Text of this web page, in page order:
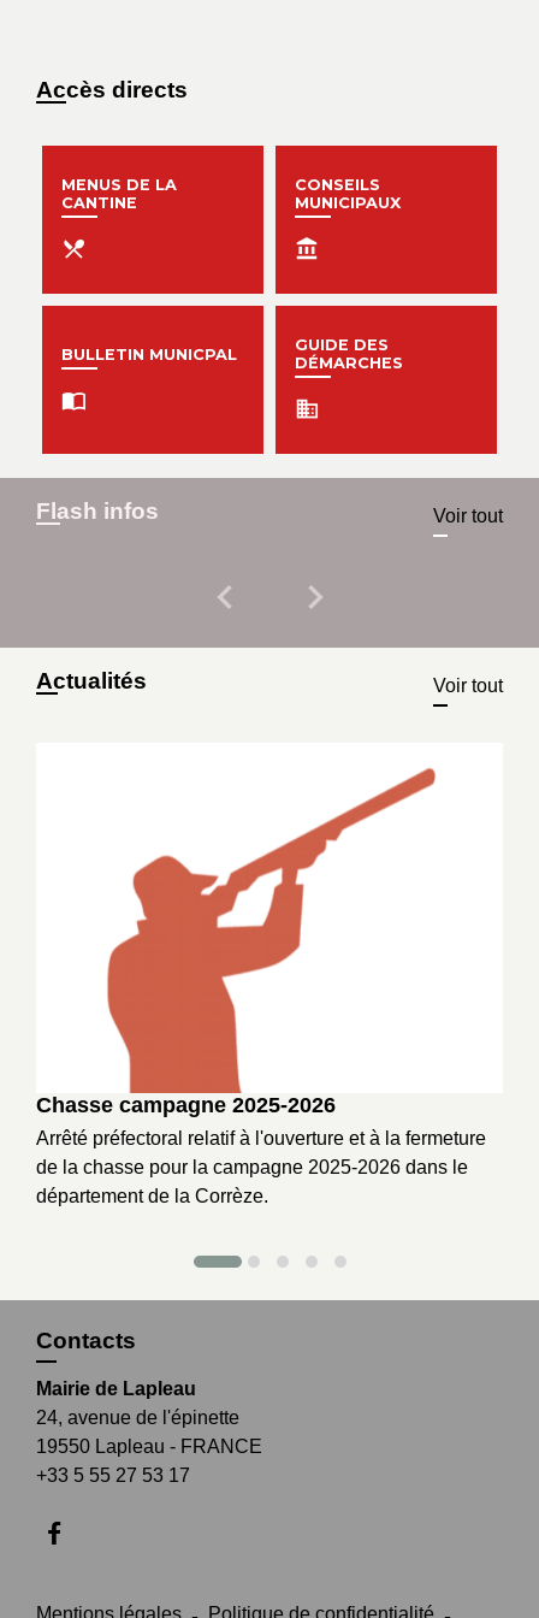
Accès directs
MENUS DE LA
CANTINE
local_dining
CONSEILS
MUNICIPAUX
account_balance
BULLETIN MUNICPAL
import_contacts
GUIDE DES
DÉMARCHES
business
Flash infos Voir tout
chevron_left Previous
chevron_right
Actualités Voir tout
Chasse campagne 2025-2026
Arrêté préfectoral relatif à l'ouverture et à la fermeture
de la chasse pour la campagne 2025-2026 dans le
département de la Corrèze.
Contacts
Mairie de Lapleau
24, avenue de l'épinette
19550 Lapleau - FRANCE
+33 5 55 27 53 17
Mentions légales Politique de confidentialité